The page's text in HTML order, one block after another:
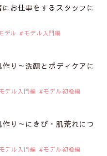
お仕事をするスタッフに
デル
モデル入門編
り～洗顔とボディケアに
モデル入門編
モデル初級編
り～にきび・肌荒れにつ
モデル入門編
モデル初級編